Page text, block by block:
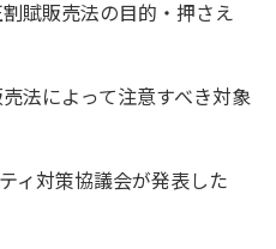
賦販売法の目的・押さえ
法によって注意すべき対象
ィ対策協議会が発表した